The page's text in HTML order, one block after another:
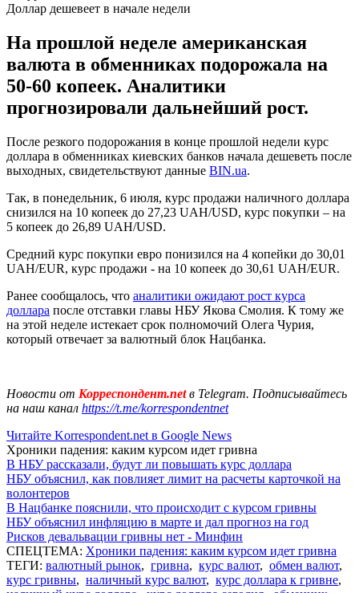
Доллар дешевеет в начале недели
На прошлой неделе американская
валюта в обменниках подорожала на
50-60 копеек. Аналитики
прогнозировали дальнейший рост.
После резкого подорожания в конце прошлой недели курс
доллара в обменниках киевских банков начала дешеветь после
выходных, свидетельствуют данные BIN.ua.
Так, в понедельник, 6 июля, курс продажи наличного доллара
снизился на 10 копеек до 27,23 UAH/USD, курс покупки – на
5 копеек до 26,89 UAH/USD.
Средний курс покупки евро понизился на 4 копейки до 30,01
UAH/EUR, курс продажи - на 10 копеек до 30,61 UAH/EUR.
Ранее сообщалось, что аналитики ожидают рост курса
доллара после отставки главы НБУ Якова Смолия. К тому же
на этой неделе истекает срок полномочий Олега Чурия,
который отвечает за валютный блок Нацбанка.
Новости от Корреспондент.netв Telegram. Подписывайтесь
на наш канал https://t.me/korrespondentnet
Читайте Korrespondent.net в Google News
Хроники падения: каким курсом идет гривна
В НБУ рассказали, будут ли повышать курс доллара
НБУ объяснил, как повлияет лимит на расчеты карточкой на
волонтеров
В Нацбанке пояснили, что происходит с курсом гривны
НБУ объяснил инфляцию в марте и дал прогноз на год
Рисков девальвации гривны нет - Минфин
СПЕЦТЕМА: Хроники падения: каким курсом идет гривна
ТЕГИ: валютный рынок, гривна, курс валют, обмен валют,
курс гривны, наличный курс валют, курс доллара к гривне,